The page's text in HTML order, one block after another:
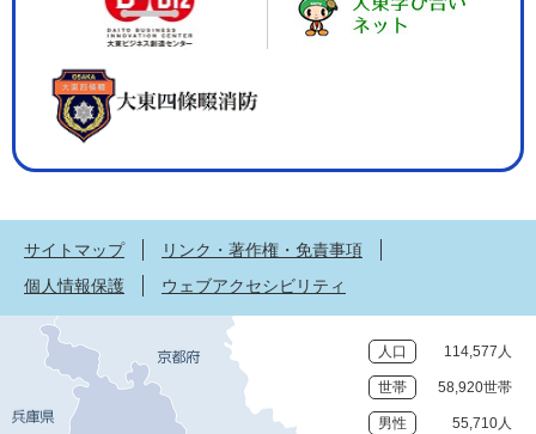
サイトマップ
リンク・著作権・免責事項
個人情報保護
ウェブアクセシビリティ
人口 114,577人
世帯 58,920世帯
男性 55,710人